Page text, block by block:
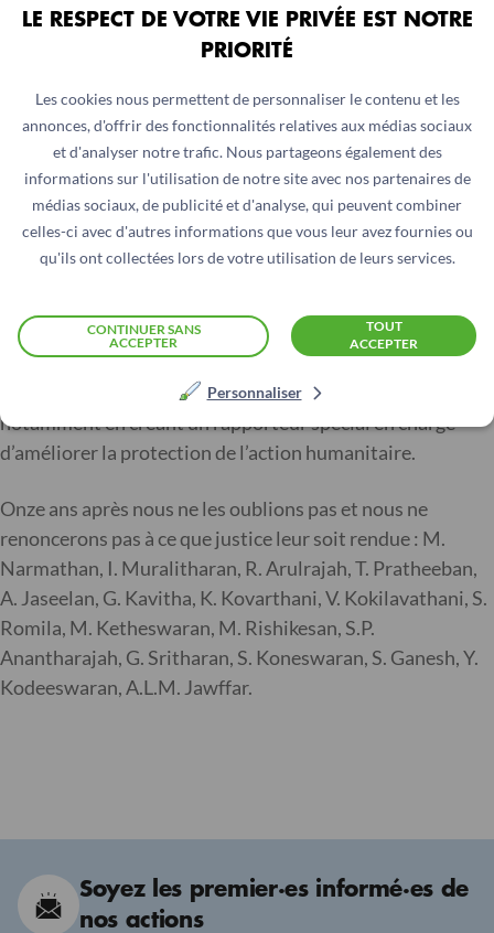
LE RESPECT DE VOTRE VIE PRIVÉE EST NOTRE
PRIORITÉ
Les cookies nous permettent de personnaliser le contenu et les
annonces, d'offrir des fonctionnalités relatives aux médias sociaux
et d'analyser notre trafic. Nous partageons également des
informations sur l'utilisation de notre site avec nos partenaires de
médias sociaux, de publicité et d'analyse, qui peuvent combiner
celles-ci avec d'autres informations que vous leur avez fournies ou
qu'ils ont collectées lors de votre utilisation de leurs services.
TOUT
ACCEPTER
CONTINUER SANS
ACCEPTER
Personnaliser
Faire plus pour protéger
les humanitaires
Aujourd’hui encore, les pays où les travailleurs
humanitaires sont les plus menacés par la violence et les
attaques sont ceux qui ont besoin d’aide humanitaire de
manière la plus urgente. L’impunité qui prévaut dans le cas
de Muttur n’est pas isolée, et ce triste exemple témoigne
Action contre la Faim appelle la communauté
internationale à faire plus pour protéger les humanitaires,
notamment en créant un rapporteur spécial en charge
d’améliorer la protection de l’action humanitaire.
Onze ans après nous ne les oublions pas et nous ne
renoncerons pas à ce que justice leur soit rendue : M.
Narmathan, I. Muralitharan, R. Arulrajah, T. Pratheeban,
A. Jaseelan, G. Kavitha, K. Kovarthani, V. Kokilavathani, S.
Romila, M. Ketheswaran, M. Rishikesan, S.P.
Anantharajah, G. Sritharan, S. Koneswaran, S. Ganesh, Y.
Kodeeswaran, A.L.M. Jawffar.
Soyez les premier·es informé·es de
nos actions